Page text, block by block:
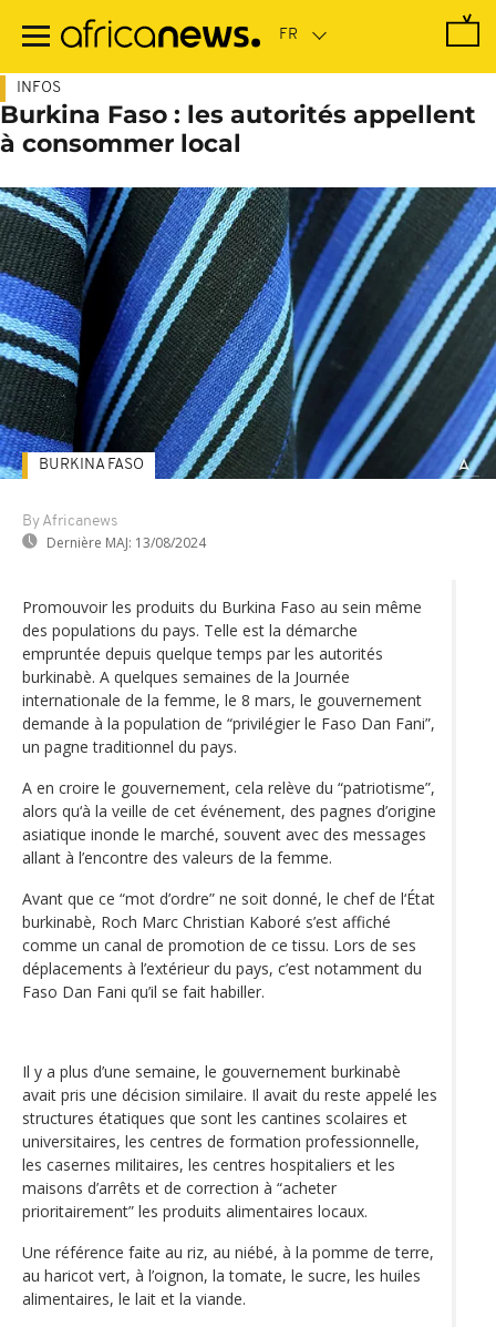
contenu
INFOS
Burkina Faso : les autorités appellent
à consommer local
By Africanews
Dernière MAJ: 13/08/2024
BURKINA FASO
Promouvoir les produits du Burkina Faso au sein même
des populations du pays. Telle est la démarche
empruntée depuis quelque temps par les autorités
burkinabè. A quelques semaines de la Journée
internationale de la femme, le 8 mars, le gouvernement
demande à la population de “privilégier le Faso Dan Fani”,
un pagne traditionnel du pays.
A en croire le gouvernement, cela relève du “patriotisme”,
alors qu‘à la veille de cet événement, des pagnes d’origine
asiatique inonde le marché, souvent avec des messages
allant à l’encontre des valeurs de la femme.
Avant que ce “mot d’ordre” ne soit donné, le chef de l‘État
burkinabè, Roch Marc Christian Kaboré s’est affiché
comme un canal de promotion de ce tissu. Lors de ses
déplacements à l’extérieur du pays, c’est notamment du
Faso Dan Fani qu’il se fait habiller.
Il y a plus d’une semaine, le gouvernement burkinabè
avait pris une décision similaire. Il avait du reste appelé les
structures étatiques que sont les cantines scolaires et
universitaires, les centres de formation professionnelle,
les casernes militaires, les centres hospitaliers et les
maisons d’arrêts et de correction à “acheter
prioritairement” les produits alimentaires locaux.
Une référence faite au riz, au niébé, à la pomme de terre,
au haricot vert, à l’oignon, la tomate, le sucre, les huiles
alimentaires, le lait et la viande.